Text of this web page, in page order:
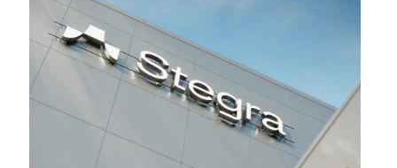
ЄС"
ставить
під
загрозу
інвестиції